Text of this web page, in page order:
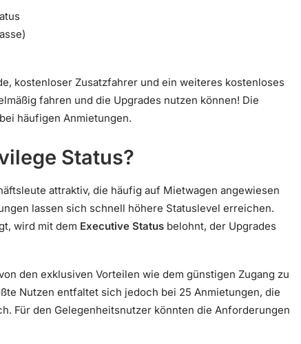
kostenloser Zusatzfahrer und ein weiteres kostenloses
fahren und die Upgrades nutzen können! Die
häufigen Anmietungen.
Status?
attraktiv, die häufig auf Mietwagen angewiesen
lassen sich schnell höhere Statuslevel erreichen.
wird mit dem Executive Status belohnt, der Upgrades
den exklusiven Vorteilen wie dem günstigen Zugang zu
Nutzen entfaltet sich jedoch bei 25 Anmietungen, die
Für den Gelegenheitsnutzer könnten die Anforderungen